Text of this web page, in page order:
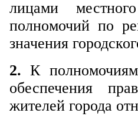
лицами
полномочий по
значения
2. К
обеспечения
жителей города